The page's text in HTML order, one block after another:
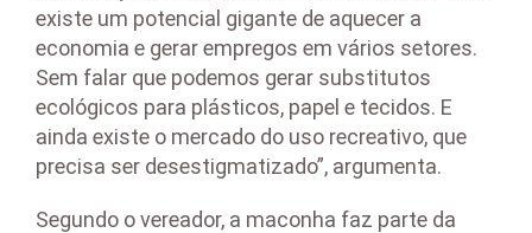
existe um potencial gigante de aquecer a
economia e gerar empregos em vários setores.
Sem falar que podemos gerar substitutos
ecológicos para plásticos, papel e tecidos. E
ainda existe o mercado do uso recreativo, que
precisa ser desestigmatizado”, argumenta.
Segundo o vereador, a maconha faz parte da